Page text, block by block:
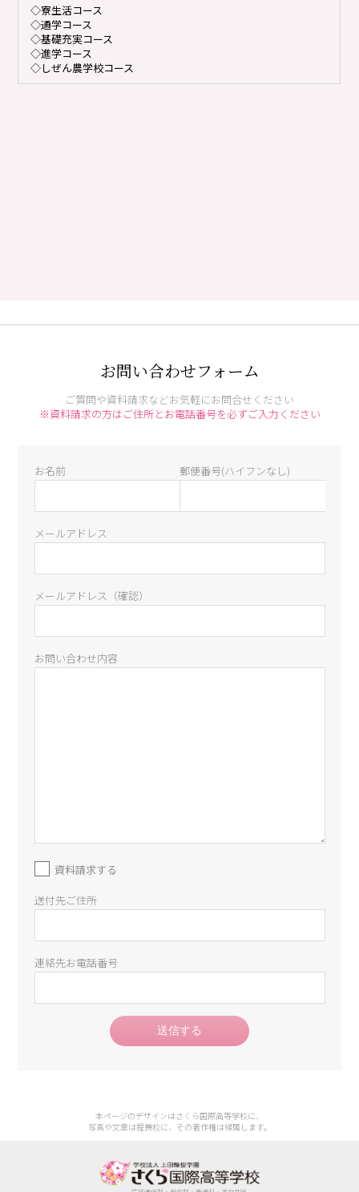
◇寮生活コース
◇通学コース
◇基礎充実コース
◇進学コース
◇しぜん農学校コース
お問い合わせフォーム
ご質問や資料請求などお気軽にお問合せください
※資料請求の方はご住所とお電話番号を必ずご入力ください
お名前 郵便番号(ハイフンなし)
メールアドレス
メールアドレス（確認）
お問い合わせ内容
資料請求する
送付先ご住所
連絡先お電話番号
送信する
本ページのデザインはさくら国際高等学校に、
写真や文章は提携校に、その著作権は帰属します。